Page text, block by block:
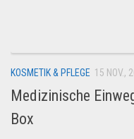
Amazon
Aldi
Lidl
KOSMETIK & PFLEGE 15 NOV.,
Medizinische
Box